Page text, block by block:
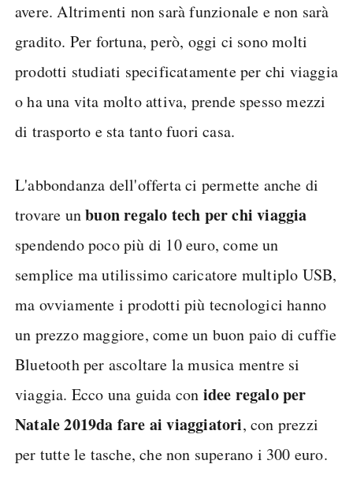
avere. Altrimenti non sarà funzionale e non sarà
gradito. Per fortuna, però, oggi ci sono molti
prodotti studiati specificatamente per chi viaggia
o ha una vita molto attiva, prende spesso mezzi
di trasporto e sta tanto fuori casa.
L'abbondanza dell'offerta ci permette anche di
trovare unbuon regalo tech per chi viaggia
spendendo poco più di 10 euro, come un
semplice ma utilissimo caricatore multiplo USB,
ma ovviamente i prodotti più tecnologici hanno
un prezzo maggiore, come un buon paio di cuffie
Bluetooth per ascoltare la musica mentre si
viaggia. Ecco una guida con idee regalo per
Natale 2019da fare ai viaggiatori, con prezzi
per tutte le tasche, che non superano i 300 euro.